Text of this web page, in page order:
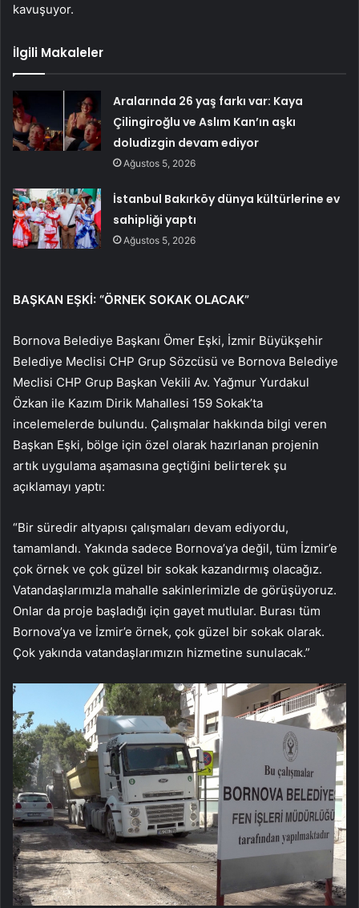
kavuşuyor.
İlgili Makaleler
Aralarında 26 yaş farkı var: Kaya
Çilingiroğlu ve Aslım Kan’ın aşkı
doludizgin devam ediyor
Ağustos 5, 2026
İstanbul Bakırköy dünya kültürlerine ev
sahipliği yaptı
Ağustos 5, 2026
BAŞKAN EŞKİ: “ÖRNEK SOKAK OLACAK”
Bornova Belediye Başkanı Ömer Eşki, İzmir Büyükşehir
Belediye Meclisi CHP Grup Sözcüsü ve Bornova Belediye
Meclisi CHP Grup Başkan Vekili Av. Yağmur Yurdakul
Özkan ile Kazım Dirik Mahallesi 159 Sokak’ta
incelemelerde bulundu. Çalışmalar hakkında bilgi veren
Başkan Eşki, bölge için özel olarak hazırlanan projenin
artık uygulama aşamasına geçtiğini belirterek şu
açıklamayı yaptı:
“Bir süredir altyapısı çalışmaları devam ediyordu,
tamamlandı. Yakında sadece Bornova’ya değil, tüm İzmir’e
çok örnek ve çok güzel bir sokak kazandırmış olacağız.
Vatandaşlarımızla mahalle sakinlerimizle de görüşüyoruz.
Onlar da proje başladığı için gayet mutlular. Burası tüm
Bornova’ya ve İzmir’e örnek, çok güzel bir sokak olarak.
Çok yakında vatandaşlarımızın hizmetine sunulacak.”